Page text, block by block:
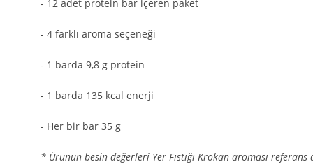
- 12 adet protein bar içeren paket
- 4 farklı aroma seçeneği
- 1 barda 9,8 g protein
- 1 barda 135 kcal enerji
- Her bir bar 35 g
* Ürünün besin değerleri Yer Fıstığı Krokan aroması